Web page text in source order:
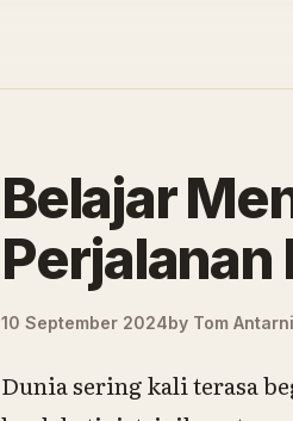
Belajar
10 September 2024by Tom
Dunia sering kali terasa